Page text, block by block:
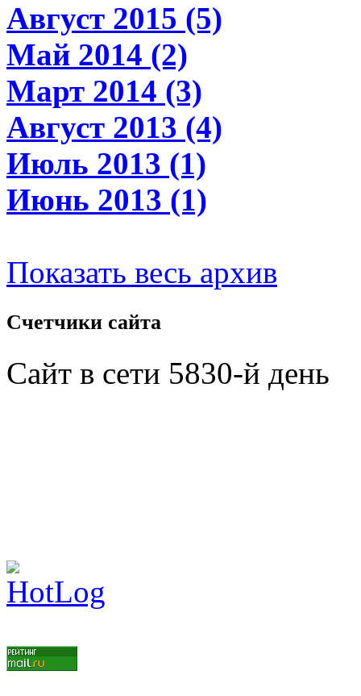
Август 2015 (5)
Май 2014 (2)
Март 2014 (3)
Август 2013 (4)
Июль 2013 (1)
Июнь 2013 (1)
Показать весь архив
Счетчики сайта
Сайт в сети 5830-й день